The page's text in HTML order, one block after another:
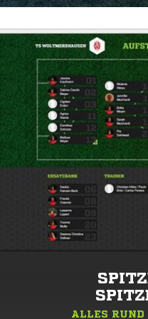
ALLES RUND